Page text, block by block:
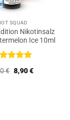
SQUAD
Nikotinsalz
Ice 10ml
5 von
€ Ursprünglicher
Preis
8,90€Aktueller